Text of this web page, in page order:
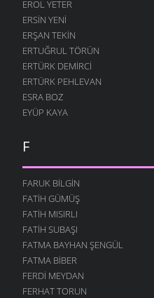
EROL YETER
ERSIN YENI
ERŞAN TEKIN
ERTUĞRUL TÖRÜN
ERTÜRK DEMIRCI
ERTÜRK PEHLEVAN
ESRA BOZ
EYÜP KAYA
F
FARUK BILGIN
FATIH GÜMÜŞ
FATIH MISIRLI
FATIH SUBAŞI
FATMA BAYHAN ŞENGÜL
FATMA BIBER
FERDI MEYDAN
FERHAT TORUN